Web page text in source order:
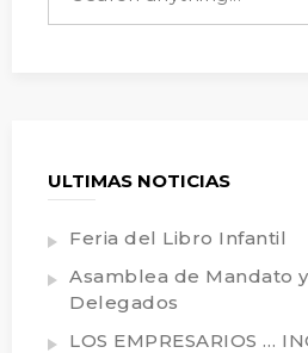
ULTIMAS NOTICIAS
Feria del Libro Infantil
Asamblea de Mandato
Delegados
LOS EMPRESARIOS …